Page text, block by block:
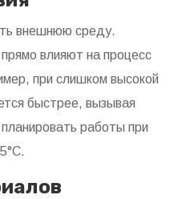
внешнюю среду.
влияют на процесс
при слишком высокой
быстрее, вызывая
работы при